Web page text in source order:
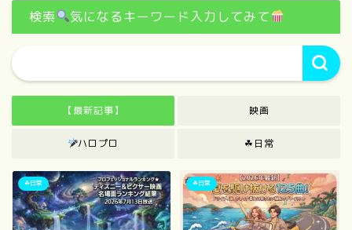
検索 気になるキーワード入力してみて
【最新記事】 映画
ハロプロ ☘日常
☘日常 ☘日常